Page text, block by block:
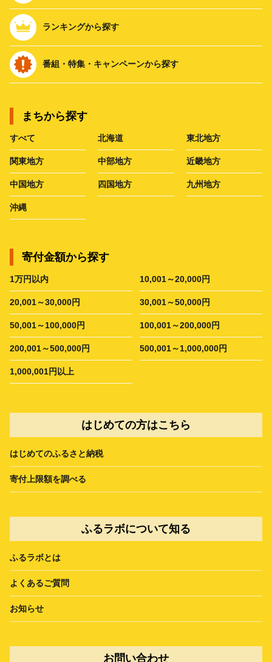
ランキングから探す
番組・特集・キャンペーンから探す
まちから探す
すべて 北海道 東北地方
関東地方 中部地方 近畿地方
中国地方 四国地方 九州地方
沖縄
寄付金額から探す
1万円以内 10,001～20,000円
20,001～30,000円 30,001～50,000円
50,001～100,000円 100,001～200,000円
200,001～500,000円 500,001～1,000,000円
1,000,001円以上
はじめての方はこちら
はじめてのふるさと納税
寄付上限額を調べる
ふるラボについて知る
ふるラボとは
よくあるご質問
お知らせ
お問い合わせ